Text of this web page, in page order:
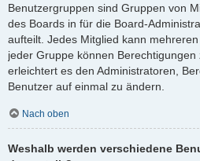
Benutzergruppen sind Gruppen von
des Boards in für die Board-
aufteilt. Jedes Mitglied kann
jeder Gruppe können
erleichtert es den Administratoren,
Benutzer auf einmal zu ändern.
Nach oben
Weshalb werden verschiedene